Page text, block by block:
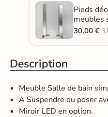
Pieds
meubles
30,00 €
Description
Meuble Salle de bain
A Suspendre ou poser
Miroir LED en option.